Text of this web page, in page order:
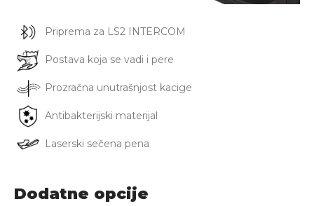
Priprema za LS2 INTERCOM
Postava koja se vadi i pere
Prozračna unutrašnjost kacige
Antibakterijski materijal
Laserski sečena pena
Dodatne opcije